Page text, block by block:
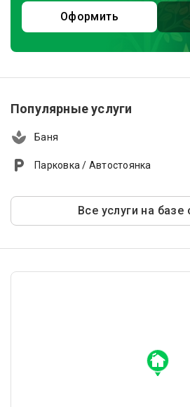
Оформить
Популярные услуги
Баня
Парковка / Автостоянка
Все услуги на базе